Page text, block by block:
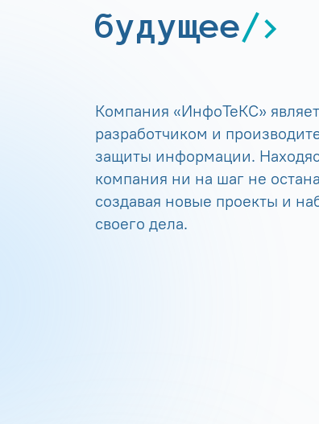
будущее
Компания «ИнфоТеКС»
разработчиком и
защиты информации.
компания ни на шаг не
создавая новые проекты и
своего дела.